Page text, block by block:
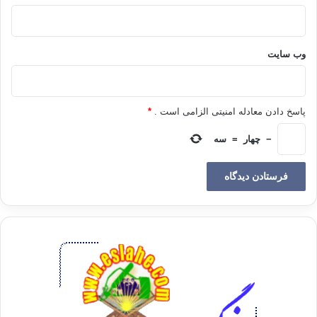
وب‌ سایت
پاسخ دادن معادله امنیتی الزامی است . *
− چهار = سه